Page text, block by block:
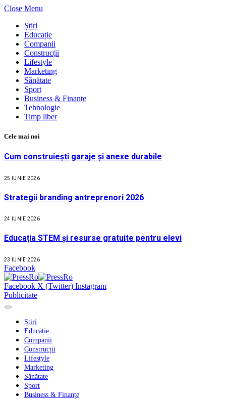
Close Menu
Știri
Educație
Companii
Construcții
Lifestyle
Marketing
Sănătate
Sport
Business & Finanțe
Tehnologie
Timp liber
Cele mai noi
Cum construiești garaje și anexe durabile
25 IUNIE 2026
Strategii branding antreprenori 2026
24 IUNIE 2026
Educația STEM și resurse gratuite pentru elevi
23 IUNIE 2026
Facebook
Facebook X (Twitter) Instagram
Publicitate
Știri
Educație
Companii
Construcții
Lifestyle
Marketing
Sănătate
Sport
Business & Finanțe